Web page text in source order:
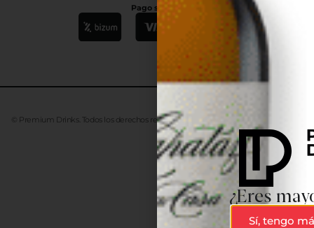
Pago seguro
© Premium Drinks. Todos los derechos reservados. DesarrolladoAdvanze
¿Eres
Sí, tengo